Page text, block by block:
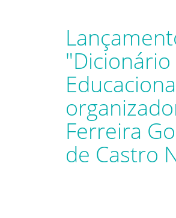
Ferreira
de Castro